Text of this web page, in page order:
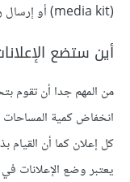
(media kit) أو إرسال رسالة تقديم لمعلنيك المحتملين:
أين ستضع
من المهم جدا أن تقوم
انخفاض كمية المساحات
كل إعلان كما أن
يعتبر وضع الإعلانات